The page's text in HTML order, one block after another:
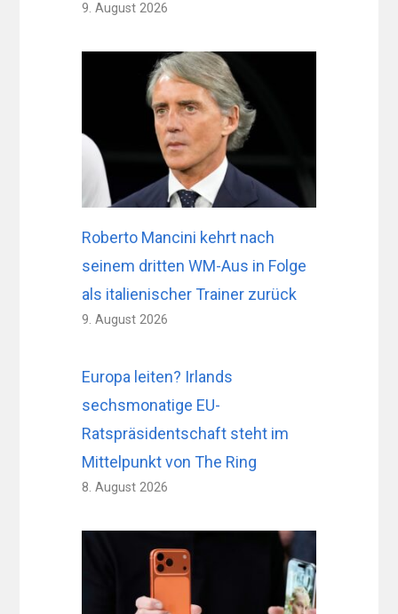
9. August 2026
Roberto Mancini kehrt nach
seinem dritten WM-Aus in Folge
als italienischer Trainer zurück
9. August 2026
Europa leiten? Irlands
sechsmonatige EU-
Ratspräsidentschaft steht im
Mittelpunkt von The Ring
8. August 2026